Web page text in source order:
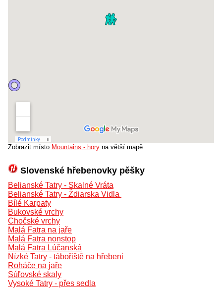
Zobrazit místo Mountains - hory na větší mapě
Slovenské hřebenovky pěšky
Belianské Tatry - Skalné Vráta
Belianské Tatry - Ždiarska Vidla
Bílé Karpaty
Bukovské vrchy
Chočské vrchy
Malá Fatra na jaře
Malá Fatra nonstop
Malá Fatra Lúčanská
Nízké Tatry - tábořiště na hřebeni
Roháče na jaře
Súľovské skaly
Vysoké Tatry - přes sedla